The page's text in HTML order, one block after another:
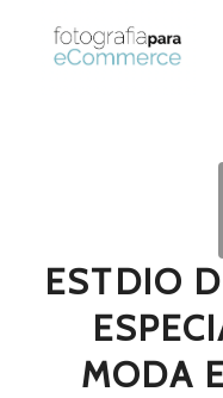
ESTDIO
MODA